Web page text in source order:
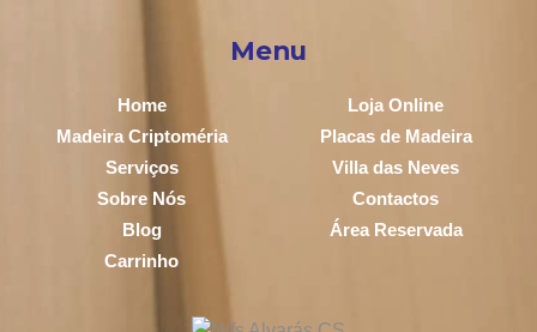
Menu
Home
Loja Online
Madeira Criptoméria
Placas de Madeira
Serviços
Villa das Neves
Sobre Nós
Contactos
Blog
Área Reservada
Carrinho